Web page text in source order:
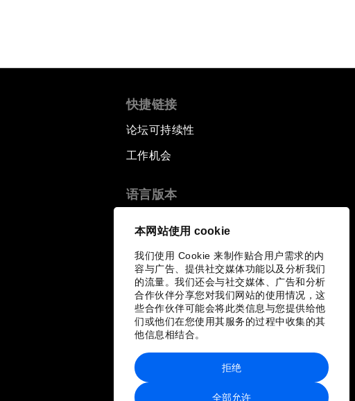
本网站使用 cookie
我们使用 Cookie 来制作贴合用户需求的内
容与广告、提供社交媒体功能以及分析我们
的流量。我们还会与社交媒体、广告和分析
合作伙伴分享您对我们网站的使用情况，这
些合作伙伴可能会将此类信息与您提供给他
们或他们在您使用其服务的过程中收集的其
他信息相结合。
全部允许
拒绝
快捷链接
论坛可持续性
工作机会
语言版本